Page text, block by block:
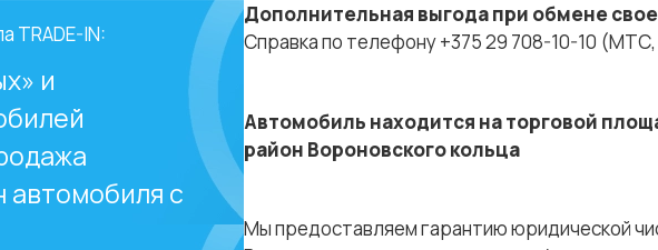
TRADE-IN:
и
автомобиля с
Дополнительная выгода при обмене
Справка по телефону +375 29 708-10-10 (МТС,
Автомобиль находится на торговой
район Вороновского кольца
Мы предоставляем гарантию юридической